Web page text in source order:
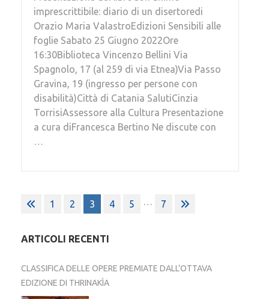
imprescrittibile: diario di un disertoredi
Orazio Maria ValastroEdizioni Sensibili alle
foglie Sabato 25 Giugno 2022Ore
16:30Biblioteca Vincenzo Bellini Via
Spagnolo, 17 (al 259 di via Etnea)Via Passo
Gravina, 19 (ingresso per persone con
disabilità)Città di Catania SalutiCinzia
TorrisiAssessore alla Cultura Presentazione
a cura diFrancesca Bertino Ne discute con
…
Paginazione
articoli
1 2 3 4 5 … 7
ARTICOLI RECENTI
CLASSIFICA DELLE OPERE PREMIATE DALL’OTTAVA
EDIZIONE DI THRINAKÌA